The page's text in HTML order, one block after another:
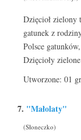
Dzięcioł zielony
gatunek z
Polsce
Dzięcioły
Utworzone: 01
7. "Małolaty"
(Słoneczko)